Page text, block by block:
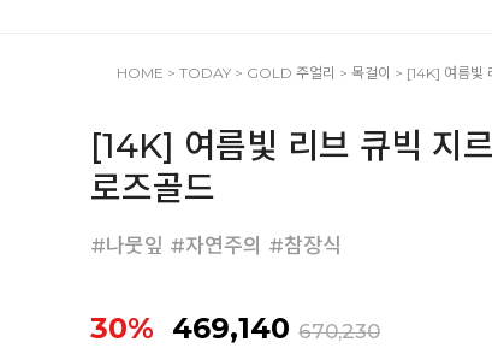
HOME > TODAY > GOLD 주얼리 > 목걸이 > [14K] 여름빛
[14K] 여름빛 리브 큐빅 지
로즈골드
#나뭇잎 #자연주의 #참장식
30% 469,140 670,230